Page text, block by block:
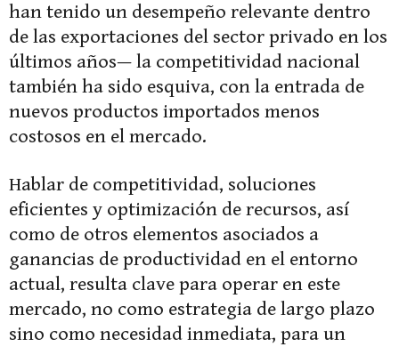
han tenido un desempeño relevante dentro
de las exportaciones del sector privado en los
últimos años— la competitividad nacional
también ha sido esquiva, con la entrada de
nuevos productos importados menos
costosos en el mercado.
Hablar de competitividad, soluciones
eficientes y optimización de recursos, así
como de otros elementos asociados a
ganancias de productividad en el entorno
actual, resulta clave para operar en este
mercado, no como estrategia de largo plazo
sino como necesidad inmediata, para un